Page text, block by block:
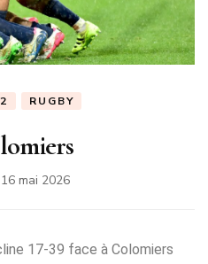
RUGBY
16 mai 2026
17-39 face à Colomiers